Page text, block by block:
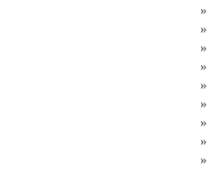
»
»
»
»
»
»
»
»
»